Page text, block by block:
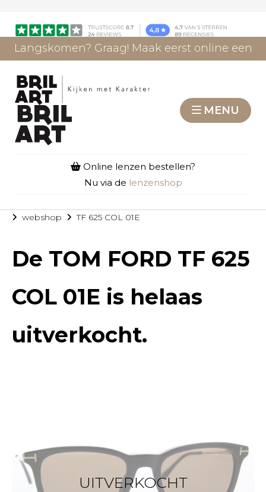
Langskomen? Graag! Maak eerst online een
MENU
Online lenzen bestellen?
Nu via de lenzenshop
webshop TF 625 COL 01E
De TOM FORD TF 625
COL 01E is helaas
uitverkocht.
UITVERKOCHT